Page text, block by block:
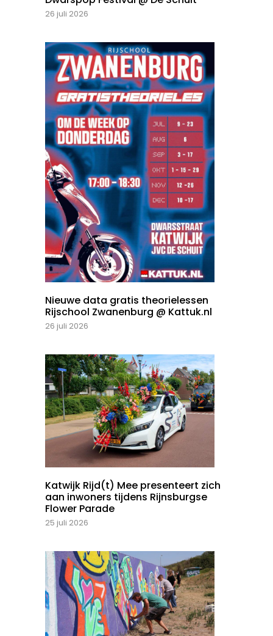
26 juli 2026
Nieuwe data gratis theorielessen
Rijschool Zwanenburg @ Kattuk.nl
26 juli 2026
Katwijk Rijd(t) Mee presenteert zich
aan inwoners tijdens Rijnsburgse
Flower Parade
25 juli 2026